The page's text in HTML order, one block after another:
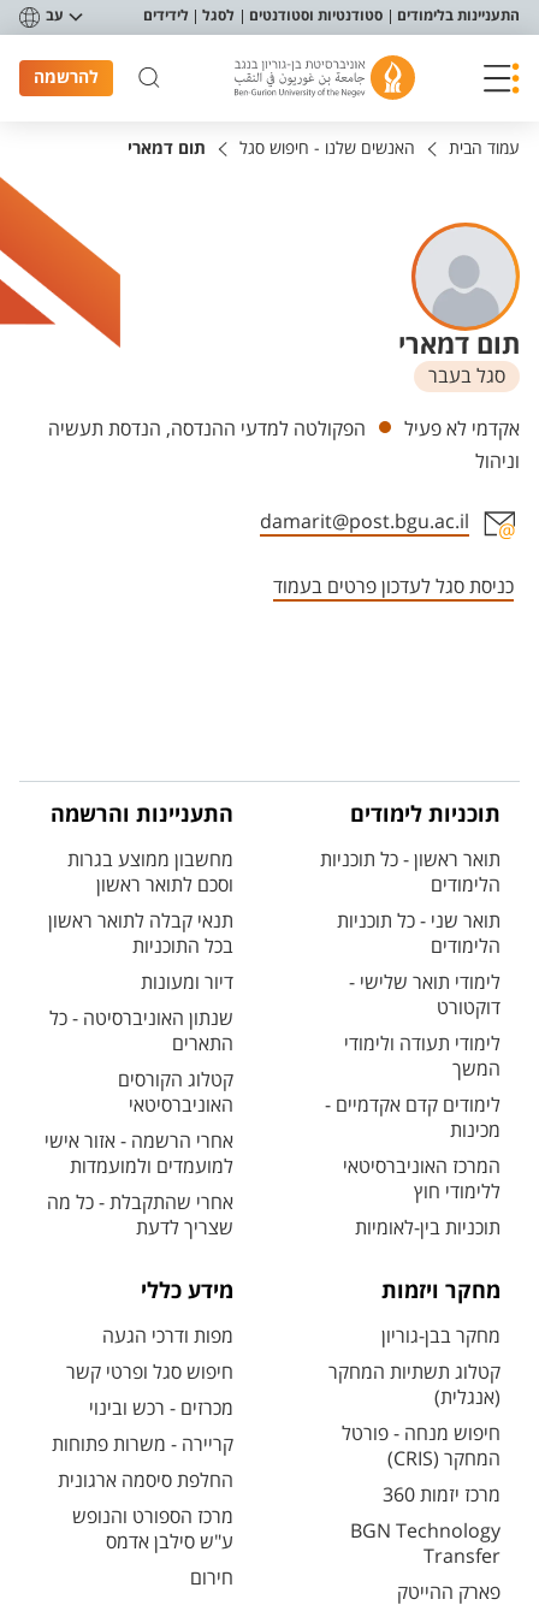
תפריט נגישות
התעניינות בלימודים סטודנטיות וסטודנטים לסגל לידידים עב
להרשמה
עמוד הבית האנשים שלנו - חיפוש סגל תום דמארי
תום דמארי
סגל בעבר
יחידות
אקדמי לא פעיל
הפקולטה למדעי ההנדסה, הנדסת תעשיה
וניהול
damarit@post.bgu.ac.il
כניסת סגל לעדכון פרטים בעמוד
תוכניות לימודים
תואר ראשון - כל תוכניות
הלימודים
תואר שני - כל תוכניות
הלימודים
לימודי תואר שלישי -
דוקטורט
לימודי תעודה ולימודי
המשך
לימודים קדם אקדמיים -
מכינות
המרכז האוניברסיטאי
ללימודי חוץ
תוכניות בין-לאומיות
התעניינות והרשמה
מחשבון ממוצע בגרות
וסכם לתואר ראשון
תנאי קבלה לתואר ראשון
בכל התוכניות
דיור ומעונות
שנתון האוניברסיטה - כל
התארים
קטלוג הקורסים
האוניברסיטאי
אחרי הרשמה - אזור אישי
למועמדים ולמועמדות
אחרי שהתקבלת - כל מה
שצריך לדעת
מחקר ויזמות
מחקר בבן-גוריון
קטלוג תשתיות המחקר
(אנגלית)
חיפוש מנחה - פורטל
המחקר (CRIS)
מרכז יזמות 360
BGN Technology
Transfer
פארק ההייטק
מידע כללי
מפות ודרכי הגעה
חיפוש סגל ופרטי קשר
מכרזים - רכש ובינוי
קריירה - משרות פתוחות
החלפת סיסמה ארגונית
מרכז הספורט והנופש
ע"ש סילבן אדמס
חירום